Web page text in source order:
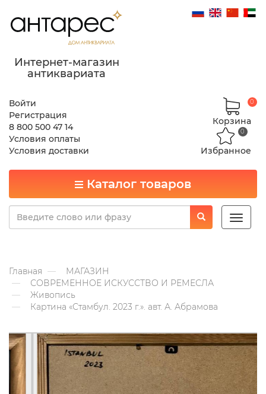
Интернет-магазин
антиквариата
Войти
Регистрация
8 800 500 47 14
Условия оплаты
Условия доставки
Корзина
0
Избранное
0
Каталог товаров
Toggle
Главная
МАГАЗИН
СОВРЕМЕННОЕ ИСКУССТВО И РЕМЕСЛА
Живопись
Картина «Стамбул. 2023 г.». авт. А. Абрамова